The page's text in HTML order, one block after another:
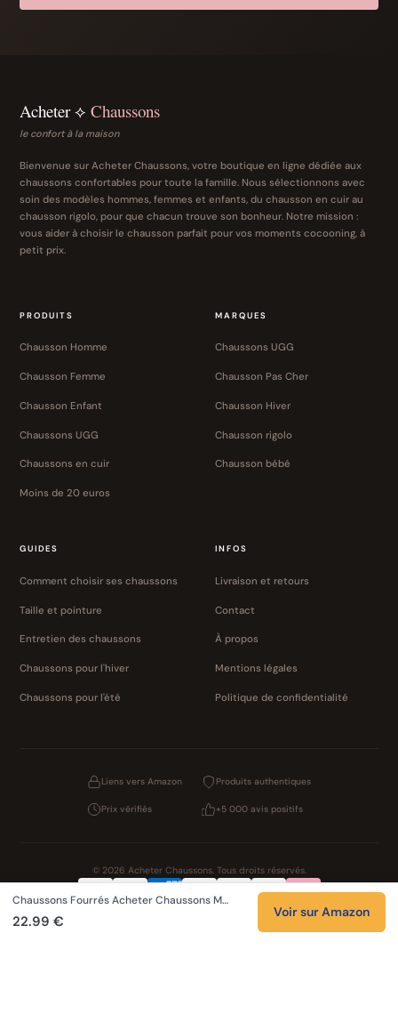
Acheter ⟡ Chaussons
le confort à la maison
Bienvenue sur Acheter Chaussons, votre boutique en ligne dédiée aux
chaussons confortables pour toute la famille. Nous sélectionnons avec
soin des modèles hommes, femmes et enfants, du chausson en cuir au
chausson rigolo, pour que chacun trouve son bonheur. Notre mission :
vous aider à choisir le chausson parfait pour vos moments cocooning, à
petit prix.
PRODUITS
Chausson Homme
Chausson Femme
Chausson Enfant
Chaussons UGG
Chaussons en cuir
Moins de 20 euros
MARQUES
Chaussons UGG
Chausson Pas Cher
Chausson Hiver
Chausson rigolo
Chausson bébé
GUIDES
Comment choisir ses chaussons
Taille et pointure
Entretien des chaussons
Chaussons pour l'hiver
Chaussons pour l'été
INFOS
Livraison et retours
Contact
À propos
Mentions légales
Politique de confidentialité
Liens vers Amazon Produits authentiques
Prix vérifiés +5 000 avis positifs
© 2026 Acheter Chaussons. Tous droits réservés.
ConfidentialitéCGVCookiesMentions légales
Chaussons Fourrés Acheter Chaussons M…
22.99 €
Voir sur Amazon